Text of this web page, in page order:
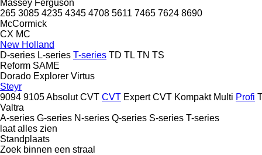
Massey Ferguson
265 3085 4235 4345 4708 5611 7465 7624 8690
McCormick
CX MC
New Holland
D-series L-series T-series TD TL TN TS
Reform SAME
Dorado Explorer Virtus
Steyr
9094 9105Absolut CVT CVT Expert CVT Kompakt Multi Profi
Valtra
A-series G-series N-series Q-series S-series T-series
laat alles zien
Standplaats
Zoek binnen een straal